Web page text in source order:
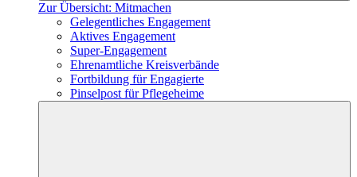
Zur Übersicht: Mitmachen
Gelegentliches Engagement
Aktives Engagement
Super-Engagement
Ehrenamtliche Kreisverbände
Fortbildung für Engagierte
Pinselpost für Pflegeheime